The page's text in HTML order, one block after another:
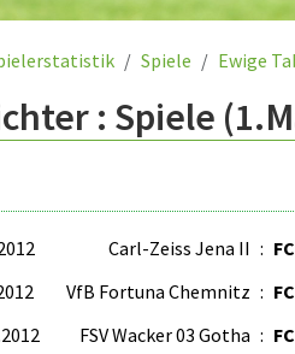
Spiele Ewige
: Spiele
Carl-Zeiss Jena II :
VfB Fortuna Chemnitz :
FSV Wacker 03 Gotha :